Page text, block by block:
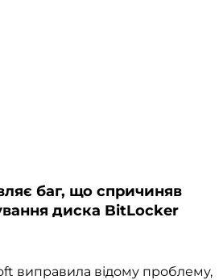
баг, що спричиняв
диска BitLocker
виправила відому проблему,